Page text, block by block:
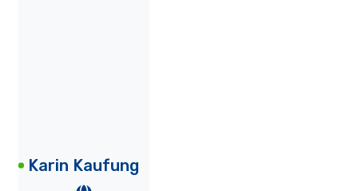
Karin Kaufung